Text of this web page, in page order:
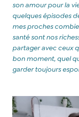
son amour pour la
quelques épisodes
mes proches
santé sont nos
partager avec ceux
bon moment, quel
garder toujours